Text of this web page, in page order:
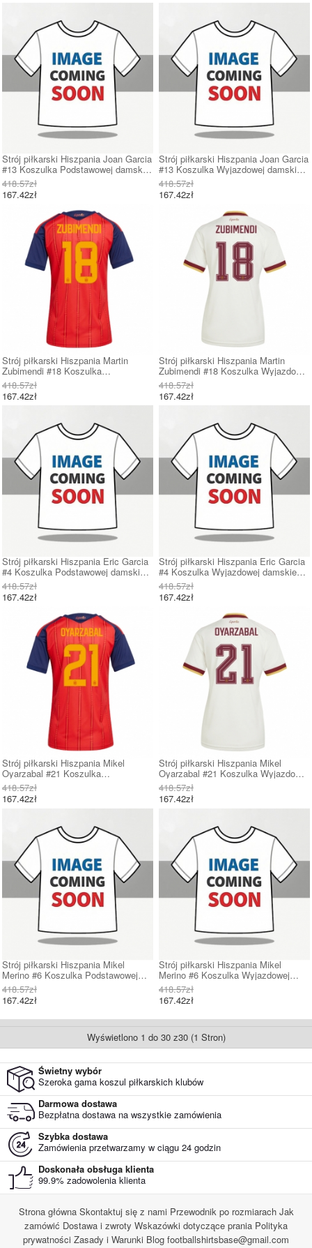
Strój piłkarski Hiszpania Joan Garcia
#13 Koszulka Podstawowej damskie
MŚ 2026 Krótki Rękaw
418.57zł
167.42zł
Strój piłkarski Hiszpania Joan Garcia
#13 Koszulka Wyjazdowej damskie
MŚ 2026 Krótki Rękaw
418.57zł
167.42zł
Strój piłkarski Hiszpania Martin
Zubimendi #18 Koszulka
Podstawowej damskie MŚ 2026
Krótki Rękaw
418.57zł
167.42zł
Strój piłkarski Hiszpania Martin
Zubimendi #18 Koszulka Wyjazdowej
damskie MŚ 2026 Krótki Rękaw
418.57zł
167.42zł
Strój piłkarski Hiszpania Eric Garcia
#4 Koszulka Podstawowej damskie
MŚ 2026 Krótki Rękaw
418.57zł
167.42zł
Strój piłkarski Hiszpania Eric Garcia
#4 Koszulka Wyjazdowej damskie
MŚ 2026 Krótki Rękaw
418.57zł
167.42zł
Strój piłkarski Hiszpania Mikel
Oyarzabal #21 Koszulka
Podstawowej damskie MŚ 2026
Krótki Rękaw
418.57zł
167.42zł
Strój piłkarski Hiszpania Mikel
Oyarzabal #21 Koszulka Wyjazdowej
damskie MŚ 2026 Krótki Rękaw
418.57zł
167.42zł
Strój piłkarski Hiszpania Mikel
Merino #6 Koszulka Podstawowej
damskie MŚ 2026 Krótki Rękaw
418.57zł
167.42zł
Strój piłkarski Hiszpania Mikel
Merino #6 Koszulka Wyjazdowej
damskie MŚ 2026 Krótki Rękaw
418.57zł
167.42zł
Wyświetlono 1 do 30 z30 (1 Stron)
Świetny wybór
Szeroka gama koszul piłkarskich klubów
Darmowa dostawa
Bezpłatna dostawa na wszystkie zamówienia
Szybka dostawa
Zamówienia przetwarzamy w ciągu 24 godzin
Doskonała obsługa klienta
99.9% zadowolenia klienta
Strona główna Skontaktuj się z nami Przewodnik po rozmiarach Jak
zamówić Dostawa i zwroty Wskazówki dotyczące prania Polityka
prywatności Zasady i Warunki Blog footballshirtsbase@gmail.com